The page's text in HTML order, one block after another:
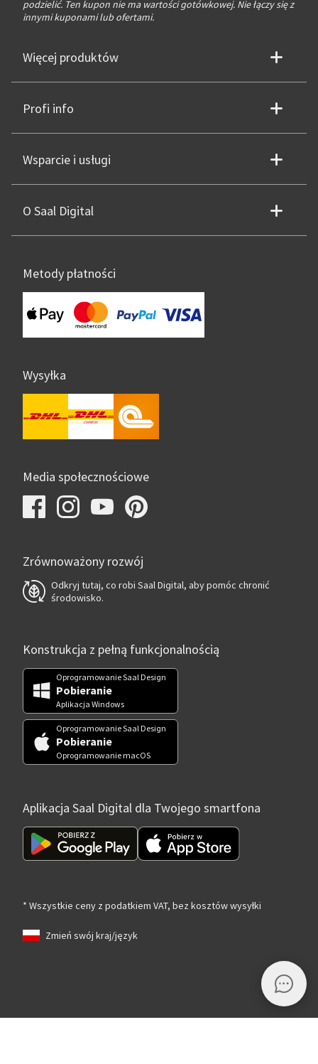
podzielić. Ten kupon nie ma wartości gotówkowej. Nie łączy się z
innymi kuponami lub ofertami.
Więcej produktów
Profi info
Wsparcie i usługi
O Saal Digital
Metody płatności
Wysyłka
Media społecznościowe
Zrównoważony rozwój
Odkryj tutaj, co robi Saal Digital, aby pomóc chronić
środowisko.
Konstrukcja z pełną funkcjonalnością
Oprogramowanie Saal Design
Pobieranie
Aplikacja Windows
Oprogramowanie Saal Design
Pobieranie
Oprogramowanie macOS
Aplikacja Saal Digital dla Twojego smartfona
* Wszystkie ceny z podatkiem VAT, bez kosztów wysyłki
Zmień swój kraj/język